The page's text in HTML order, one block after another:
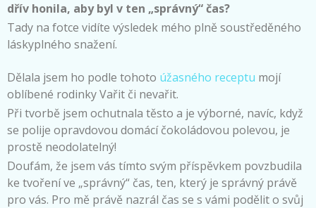
dřív honila, aby byl v ten „správný“ čas?
Tady na fotce vidíte výsledek mého plně soustředěného
láskyplného snažení.
Dělala jsem ho podle tohoto úžasného receptu mojí
oblíbené rodinky Vařit či nevařit.
Při tvorbě jsem ochutnala těsto a je výborné, navíc, když
se polije opravdovou domácí čokoládovou polevou, je
prostě neodolatelný!
Doufám, že jsem vás tímto svým příspěvkem povzbudila
ke tvoření ve „správný“ čas, ten, který je správný právě
pro vás. Pro mě právě nazrál čas se s vámi podělit o svůj